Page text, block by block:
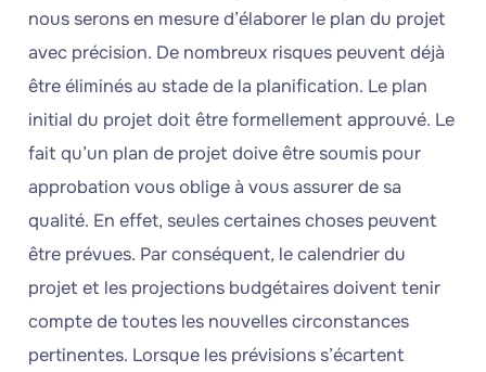
nous serons en mesure d’élaborer le plan du projet
avec précision. De nombreux risques peuvent déjà
être éliminés au stade de la planification. Le plan
initial du projet doit être formellement approuvé. Le
fait qu’un plan de projet doive être soumis pour
approbation vous oblige à vous assurer de sa
qualité. En effet, seules certaines choses peuvent
être prévues. Par conséquent, le calendrier du
projet et les projections budgétaires doivent tenir
compte de toutes les nouvelles circonstances
pertinentes. Lorsque les prévisions s’écartent